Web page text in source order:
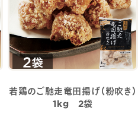
若鶏のご馳走竜田揚げ（粉吹き）
1kg 2袋